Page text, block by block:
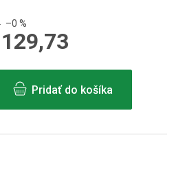
–0 %
Pridať do košíka